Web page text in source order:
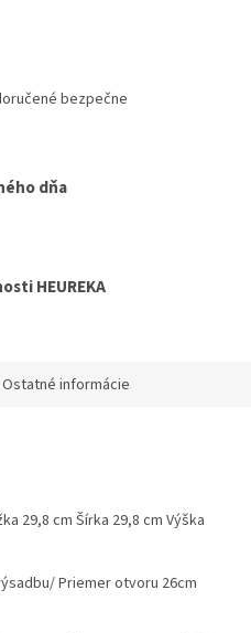
bezpečne
dňa
HEUREKA
Ostatné informácie
29,8 cm Šírka 29,8 cm Výška
Priemer otvoru 26cm